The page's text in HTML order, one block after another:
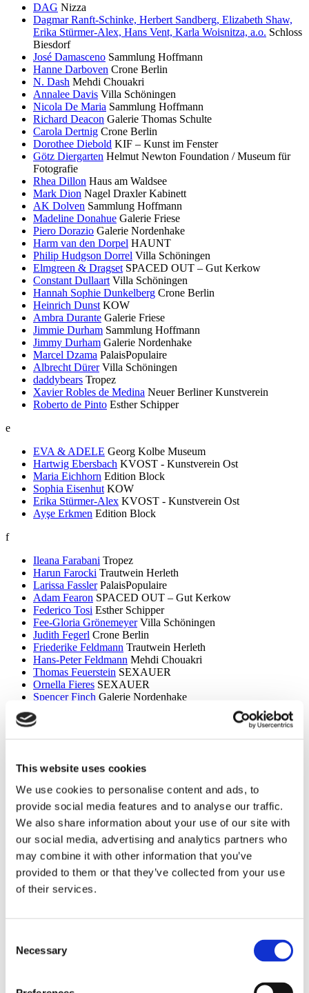
This website uses cookies
We use cookies to personalise content and ads, to
provide social media features and to analyse our traffic.
We also share information about your use of our site with
our social media, advertising and analytics partners who
may combine it with other information that you’ve
provided to them or that they’ve collected from your use
of their services.
Selection
Necessary
DAG Nizza
Dagmar Ranft-Schinke, Herbert Sandberg, Elizabeth Shaw,
Erika Stürmer-Alex, Hans Vent, Karla Woisnitza, a.o. Schloss
Biesdorf
José Damasceno Sammlung Hoffmann
Hanne Darboven Crone Berlin
N. Dash Mehdi Chouakri
Annalee Davis Villa Schöningen
Nicola De Maria Sammlung Hoffmann
Richard Deacon Galerie Thomas Schulte
Carola Dertnig Crone Berlin
Dorothee Diebold KIF – Kunst im Fenster
Götz Diergarten Helmut Newton Foundation / Museum für
Fotografie
Rhea Dillon Haus am Waldsee
Mark Dion Nagel Draxler Kabinett
AK Dolven Sammlung Hoffmann
Madeline Donahue Galerie Friese
Piero Dorazio Galerie Nordenhake
Harm van den Dorpel HAUNT
Philip Hudgson Dorrel Villa Schöningen
Elmgreen & Dragset SPACED OUT – Gut Kerkow
Constant Dullaart Villa Schöningen
Hannah Sophie Dunkelberg Crone Berlin
Heinrich Dunst KOW
Ambra Durante Galerie Friese
Jimmie Durham Sammlung Hoffmann
Jimmy Durham Galerie Nordenhake
Marcel Dzama PalaisPopulaire
Albrecht Dürer Villa Schöningen
daddybears Tropez
Xavier Robles de Medina Neuer Berliner Kunstverein
Roberto de Pinto Esther Schipper
e
EVA & ADELE Georg Kolbe Museum
Hartwig Ebersbach KVOST - Kunstverein Ost
Maria Eichhorn Edition Block
Sophia Eisenhut KOW
Erika Stürmer-Alex KVOST - Kunstverein Ost
Ayşe Erkmen Edition Block
f
Ileana Farabani Tropez
Harun Farocki Trautwein Herleth
Larissa Fassler PalaisPopulaire
Adam Fearon SPACED OUT – Gut Kerkow
Federico Tosi Esther Schipper
Fee-Gloria Grönemeyer Villa Schöningen
Judith Fegerl Crone Berlin
Friederike Feldmann Trautwein Herleth
Hans-Peter Feldmann Mehdi Chouakri
Thomas Feuerstein SEXAUER
Ornella Fieres SEXAUER
Spencer Finch Galerie Nordenhake
Itchi Fleischer
Esther Forse Villa Schöningen
Friedrich Thieme
Villa Schöningen
Asana Fujikawa Galerie Friese
Paul Fägerskiöld Galerie Nordenhake
Wieland Förster Schloss Biesdorf
Meschac Gaba PalaisPopulaire
Ellen Gallagher
PalaisPopulaire
Isa Genzken Wehrmuehle Biesenthal
Fabian Ginsberg